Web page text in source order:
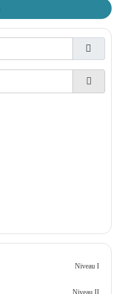
Niveau I
Niveau II